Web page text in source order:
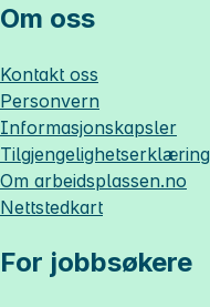
Om oss
Kontakt oss
Personvern
Informasjonskapsler
Tilgjengelighetserklæring
Om arbeidsplassen.no
Nettstedkart
For jobbsøkere